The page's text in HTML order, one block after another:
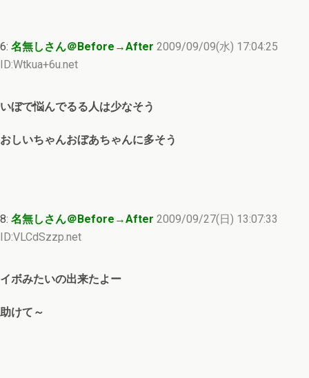
6: 名無しさん＠Before→After 2009/09/09(水) 17:04:25
ID:Wtkua+6u.net
いぼで悩んでるる人は少なそう
おしいちゃんおぼあちゃんに多そう
8: 名無しさん＠Before→After 2009/09/27(日) 13:07:33
ID:VLCdSzzp.net
イボみたいの出来たよー
助けて～